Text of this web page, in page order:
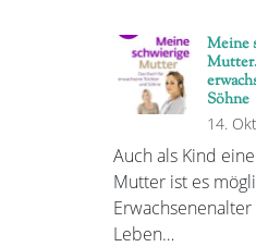
Meine
Söhne
14.
Auch als Kind
Mutter ist es
Leben…